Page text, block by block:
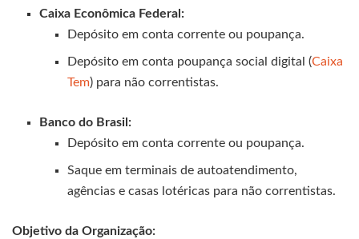
Caixa Econômica Federal:
Depósito em conta corrente ou poupança.
Depósito em conta poupança social digital (Caixa
Tem) para não correntistas.
Banco do Brasil:
Depósito em conta corrente ou poupança.
Saque em terminais de autoatendimento,
agências e casas lotéricas para não correntistas.
Objetivo da Organização: